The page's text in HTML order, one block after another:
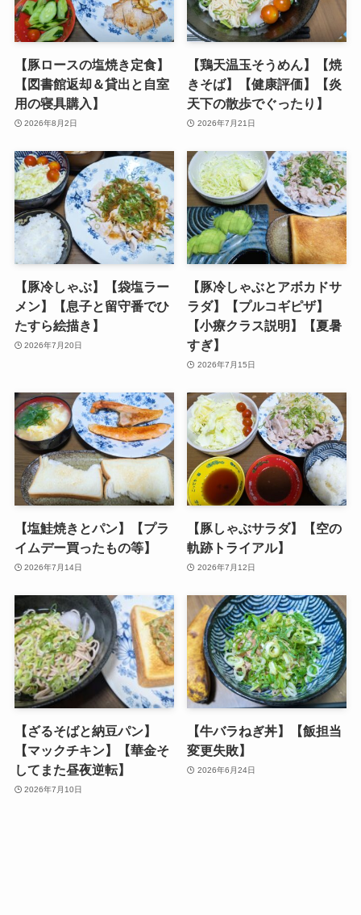
【豚ロースの塩焼き定食】
【図書館返却＆貸出と自室
用の寝具購入】
2026年8月2日
【鶏天温玉そうめん】【焼
きそば】【健康評価】【炎
天下の散歩でぐったり】
2026年7月21日
【豚冷しゃぶ】【袋塩ラー
メン】【息子と留守番でひ
たすら絵描き】
2026年7月20日
【豚冷しゃぶとアボカドサ
ラダ】【プルコギピザ】
【小療クラス説明】【夏暑
すぎ】
2026年7月15日
【塩鮭焼きとパン】【プラ
イムデー買ったもの等】
2026年7月14日
【豚しゃぶサラダ】【空の
軌跡トライアル】
2026年7月12日
【ざるそばと納豆パン】
【マックチキン】【華金そ
してまた昼夜逆転】
2026年7月10日
【牛バラねぎ丼】【飯担当
変更失敗】
2026年6月24日